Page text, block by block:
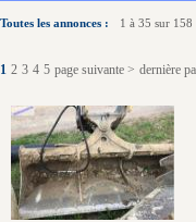
Toutes les annonces : 1 à 35 sur 158
1 2 3 4 5 page suivante > dernière